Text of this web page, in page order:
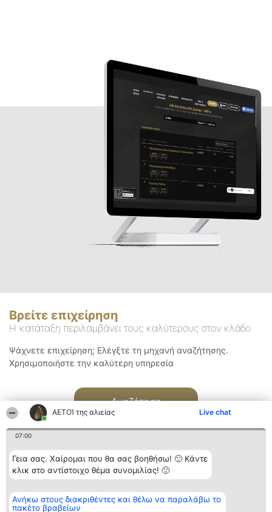
ΑΕΤΟΊ της αλιείας Live chat
07:00
Γεια σας. Χαίρομαι που θα σας βοηθήσω! 🙂 Κάντε
κλικ στο αντίστοιχο θέμα συνομιλίας! 🙂
Ανήκω στους διακριθέντες και θέλω να παραλάβω το
πακέτο βραβείων
Βρείτε επιχείρηση
Η κατάταξη περιλαμβάνει τους καλύτερους στον κλάδο
Ψάχνετε επιχείρηση; Ελέγξτε τη μηχανή αναζήτησης.
Χρησιμοποιήστε την καλύτερη υπηρεσία
Αναζήτηση
Διοργανωτής της
κατάταξης
BEAUTIFUL COMPANY
Κατάταξη
Διακριθέντες
Επικοινωνία
Επικοινωνία